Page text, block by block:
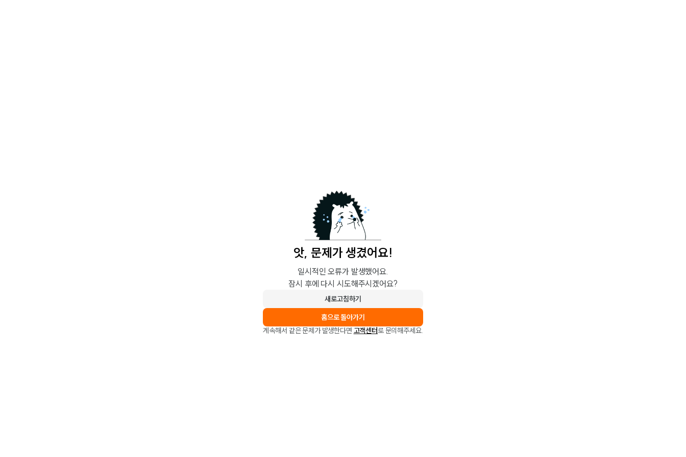
앗, 문제가 생겼어요!
일시적인 오류가 발생했어요.
잠시 후에 다시 시도해주시겠어요?
새로고침하기
홈으로 돌아가기
계속해서 같은 문제가 발생한다면 고객센터로 문의해주세요.